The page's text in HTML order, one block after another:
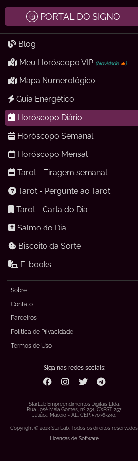
PORTAL DO SIGNO
Blog
Meu Horóscopo VIP (Novidade 🔥)
Mapa Numerológico
Guia Energético
Horóscopo Diário
Horóscopo Semanal
Horóscopo Mensal
Tarot - Tiragem semanal
Tarot - Pergunte ao Tarot
Tarot - Carta do Dia
Salmo do Dia
Biscoito da Sorte
E-books
Sobre
Contato
Parceiros
Política de Privacidade
Termos de Uso
Siga nas redes sociais:
StarLab Empreendimentos Digitais Ltda.
Rua José Maia Gomes, nº 258, CXPST 257.
Jatiúca, Maceió - AL, CEP: 57036-240.
Copyright © 2023 StarLab. Todos os direitos reservados.
Licenças de Software